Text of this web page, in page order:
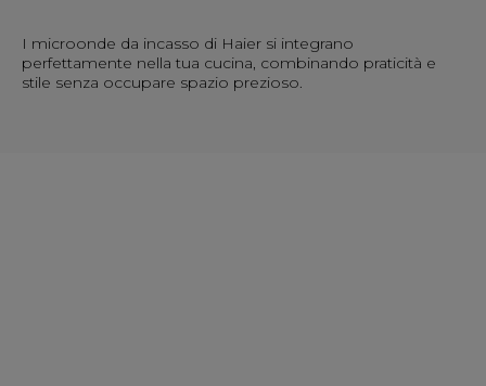
I microonde da incasso di Haier si integrano
perfettamente nella tua cucina, combinando praticità e
stile senza occupare spazio prezioso.